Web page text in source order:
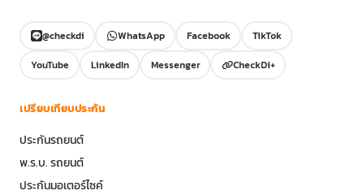
@checkdi WhatsApp Facebook
TikTok
YouTube
LinkedIn Messenger CheckDi+
เปรียบเทียบประกัน
ประกันรถยนต์
พ.ร.บ. รถยนต์
ประกันมอเตอร์ไซค์